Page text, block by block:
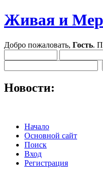
Живая и
Добро пожаловать, Гость.
Новости:
Начало
Основной сайт
Поиск
Вход
Регистрация